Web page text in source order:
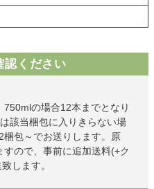
認ください
の場合12本までとなり
該当梱包に入りきらない場
包～でお送りします。原
ので、事前に追加送料(+ク
します。